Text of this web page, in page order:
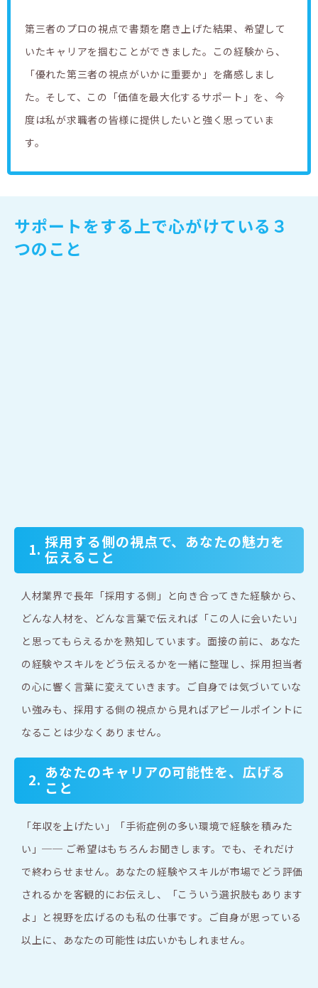
第三者のプロの視点で書類を磨き上げた結果、希望して
いたキャリアを掴むことができました。この経験から、
「優れた第三者の視点がいかに重要か」を痛感しまし
た。そして、この「価値を最大化するサポート」を、今
度は私が求職者の皆様に提供したいと強く思っていま
す。
サポートをする上で心がけている３
つのこと
1. 採用する側の視点で、あなたの魅力を
伝えること
人材業界で長年「採用する側」と向き合ってきた経験から、
どんな人材を、どんな言葉で伝えれば「この人に会いたい」
と思ってもらえるかを熟知しています。面接の前に、あなた
の経験やスキルをどう伝えるかを一緒に整理し、採用担当者
の心に響く言葉に変えていきます。ご自身では気づいていな
い強みも、採用する側の視点から見ればアピールポイントに
なることは少なくありません。
2. あなたのキャリアの可能性を、広げる
こと
「年収を上げたい」「手術症例の多い環境で経験を積みた
い」── ご希望はもちろんお聞きします。でも、それだけ
で終わらせません。あなたの経験やスキルが市場でどう評価
されるかを客観的にお伝えし、「こういう選択肢もあります
よ」と視野を広げるのも私の仕事です。ご自身が思っている
以上に、あなたの可能性は広いかもしれません。